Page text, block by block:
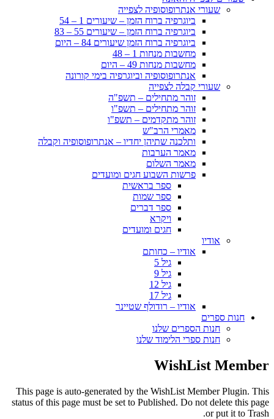
שעורי אנתרופוסופיה לצפייה
ביוגרפיה ברוח הזמן – שיעורים 1 – 54
ביוגרפיה ברוח הזמן – שיעורים 55 – 83
ביוגרפיה ברוח הזמן שיעורים 84 – היום
מחשבות מנחות 1 – 48
מחשבות מנחות 49 – היום
אנתרופוסופיה וביוגרפיה בימי קורונה
שעורי קבלה לצפייה
זוהר מתחילים – תשפ"ה
זוהר מתחילים – תשפ"ו
זוהר מתקדמים – תשפ"ו
מאמרי הרב"ש
ותלכנה שתיהן יחדיו – אנתרופוסופיה וקבלה
מאמר הערבות
מאמר השלום
פרשות השבוע חגים ומועדים
ספר בראשית
ספר שמות
ספר דברים
ויקרא
חגים ומועדים
אודיו
אודיו – כחותם
גיל 5
גיל 9
גיל 12
גיל 17
אודיו – רודולף שטיינר
חנות ספרים
חנות הספרים שלנו
חנות ספרי הלימוד שלנו
WishList Member
This page is auto-generated by the WishList Member Plugin. This
status of this page must be set to Published. Do not delete this page
or put it to Trash.